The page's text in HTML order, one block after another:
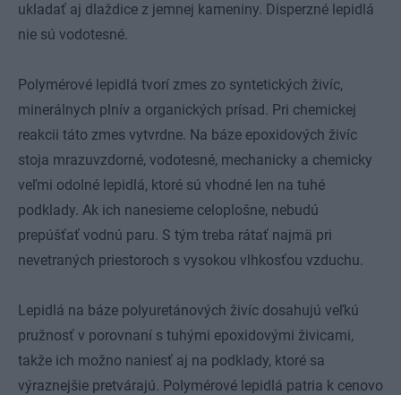
ukladať aj dlaždice z jemnej kameniny. Disperzné lepidlá
nie sú vodotesné.
Polymérové lepidlá tvorí zmes zo syntetických živíc,
minerálnych plnív a organických prísad. Pri chemickej
reakcii táto zmes vytvrdne. Na báze epoxidových živíc
stoja mrazuvzdorné, vodotesné, mechanicky a chemicky
veľmi odolné lepidlá, ktoré sú vhodné len na tuhé
podklady. Ak ich nanesieme celoplošne, nebudú
prepúšťať vodnú paru. S tým treba rátať najmä pri
nevetraných priestoroch s vysokou vlhkosťou vzduchu.
Lepidlá na báze polyuretánových živíc dosahujú veľkú
pružnosť v porovnaní s tuhými epoxidovými živicami,
takže ich možno naniesť aj na podklady, ktoré sa
výraznejšie pretvárajú. Polymérové lepidlá patria k cenovo